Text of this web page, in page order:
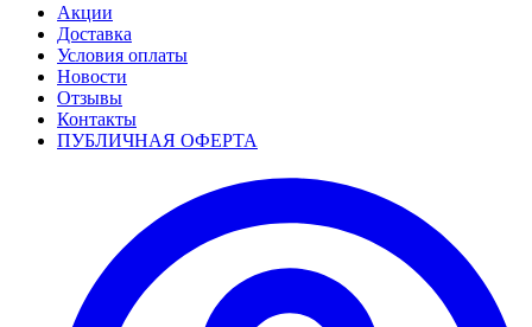
Акции
Доставка
Условия оплаты
Новости
Отзывы
Контакты
ПУБЛИЧНАЯ ОФЕРТА